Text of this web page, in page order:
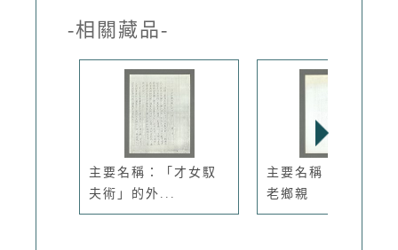
-相關藏品-
主要名稱：「才女馭
夫術」的外...
主要名稱：我們都是
老鄉親